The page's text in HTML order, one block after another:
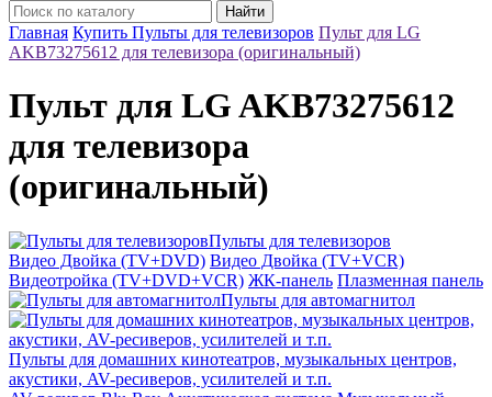
Найти
Главная Купить Пульты для телевизоров Пульт для LG
AKB73275612 для телевизора (оригинальный)
Пульт для LG AKB73275612
для телевизора
(оригинальный)
Пульты для телевизоров
Видео Двойка (TV+DVD) Видео Двойка (TV+VCR)
Видеотройка (TV+DVD+VCR) ЖК-панель Плазменная панель
Пульты для автомагнитол
Пульты для домашних кинотеатров, музыкальных центров,
акустики, AV-ресиверов, усилителей и т.п.